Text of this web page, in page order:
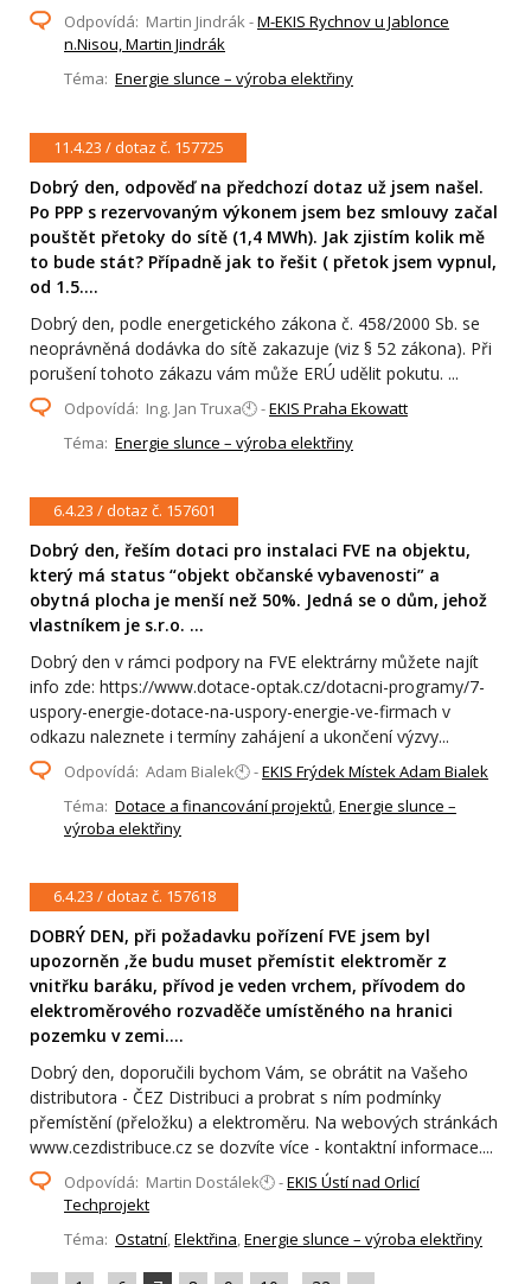
Odpovídá: Martin Jindrák -M-EKIS Rychnov u Jablonce
n.Nisou, Martin Jindrák
Téma: Energie slunce – výroba elektřiny
11.4.23 / dotaz č. 157725
Dobrý den, odpověď na předchozí dotaz už jsem našel.
Po PPP s rezervovaným výkonem jsem bez smlouvy začal
pouštět přetoky do sítě (1,4 MWh). Jak zjistím kolik mě
to bude stát? Případně jak to řešit ( přetok jsem vypnul,
od 1.5....
Dobrý den, podle energetického zákona č. 458/2000 Sb. se
neoprávněná dodávka do sítě zakazuje (viz § 52 zákona). Při
porušení tohoto zákazu vám může ERÚ udělit pokutu. ...
Odpovídá: Ing. Jan Truxa🕙 -EKIS Praha Ekowatt
Téma: Energie slunce – výroba elektřiny
6.4.23 / dotaz č. 157601
Dobrý den, řeším dotaci pro instalaci FVE na objektu,
který má status “objekt občanské vybavenosti” a
obytná plocha je menší než 50%. Jedná se o dům, jehož
vlastníkem je s.r.o. ...
Dobrý den v rámci podpory na FVE elektrárny můžete najít
info zde: https://www.dotace-optak.cz/dotacni-programy/7-
uspory-energie-dotace-na-uspory-energie-ve-firmach v
odkazu naleznete i termíny zahájení a ukončení výzvy...
Odpovídá: Adam Bialek🕙 -EKIS Frýdek Místek Adam Bialek
Téma: Dotace a financování projektů,Energie slunce –
výroba elektřiny
6.4.23 / dotaz č. 157618
DOBRÝ DEN, při požadavku pořízení FVE jsem byl
upozorněn ,že budu muset přemístit elektroměr z
vnitřku baráku, přívod je veden vrchem, přívodem do
elektroměrového rozvaděče umístěného na hranici
pozemku v zemi....
Dobrý den, doporučili bychom Vám, se obrátit na Vašeho
distributora - ČEZ Distribuci a probrat s ním podmínky
přemístění (přeložku) a elektroměru. Na webových stránkách
www.cezdistribuce.cz se dozvíte více - kontaktní informace....
Odpovídá: Martin Dostálek🕙 -EKIS Ústí nad Orlicí
Techprojekt
Téma: Ostatní,Elektřina,Energie slunce – výroba elektřiny